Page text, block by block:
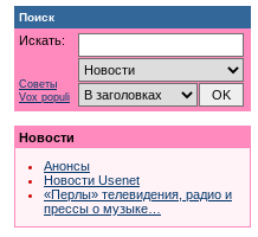
Поиск
Искать:
Советы
Vox populi
Новости
Анонсы
Новости Usenet
«Перлы» телевидения, радио и
прессы о музыке…